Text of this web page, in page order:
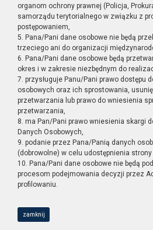
organom ochrony prawnej (Policja,
samorządu terytorialnego w związku z
postępowaniem,
5. Pana/Pani dane osobowe nie będą
trzeciego ani do organizacji
6. Pana/Pani dane osobowe będą
okres i w zakresie niezbędnym do
7. przysługuje Panu/Pani prawo dostępu
osobowych oraz ich sprostowania,
przetwarzania lub prawo do wniesienia
przetwarzania,
8. ma Pan/Pani prawo wniesienia skargi
Danych Osobowych,
9. podanie przez Pana/Panią danych
(dobrowolne) w celu udostępnienia
10. Pana/Pani dane osobowe nie będą
procesom podejmowania decyzji przez
profilowaniu.
zamknij